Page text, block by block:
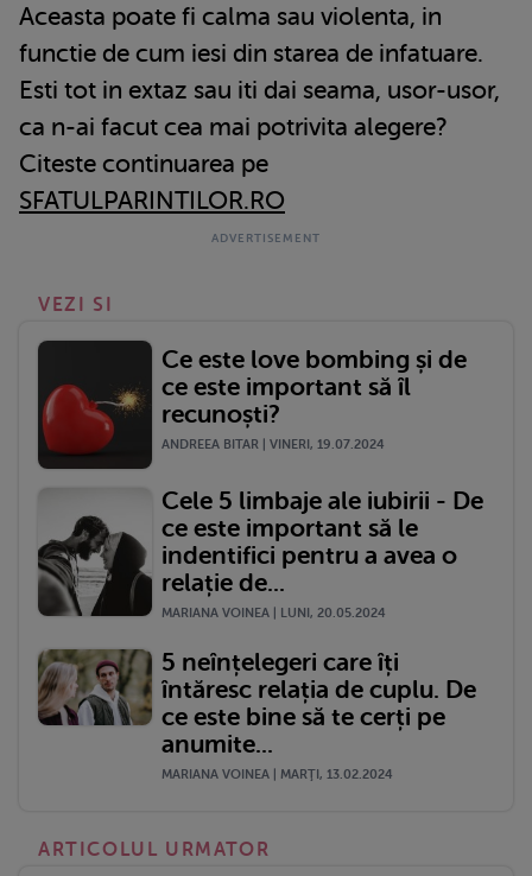
Aceasta poate fi calma sau violenta, in
functie de cum iesi din starea de infatuare.
Esti tot in extaz sau iti dai seama, usor-usor,
ca n-ai facut cea mai potrivita alegere?
Citeste continuarea pe
SFATULPARINTILOR.RO
VEZI SI
Ce este love bombing și de
ce este important să îl
recunoști?
ANDREEA BITAR | VINERI, 19.07.2024
Cele 5 limbaje ale iubirii - De
ce este important să le
indentifici pentru a avea o
relație de...
MARIANA VOINEA | LUNI, 20.05.2024
5 neînțelegeri care îți
întăresc relația de cuplu. De
ce este bine să te cerți pe
anumite...
MARIANA VOINEA | MARŢI, 13.02.2024
ARTICOLUL URMATOR